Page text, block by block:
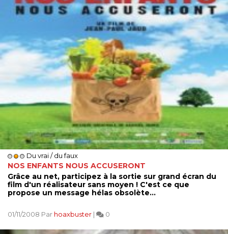
Du vrai / du faux
NOS ENFANTS NOUS ACCUSERONT
Grâce au net, participez à la sortie sur grand écran du
film d'un réalisateur sans moyen ! C'est ce que
propose un message hélas obsolète...
01/11/2008 Par hoaxbuster | 0